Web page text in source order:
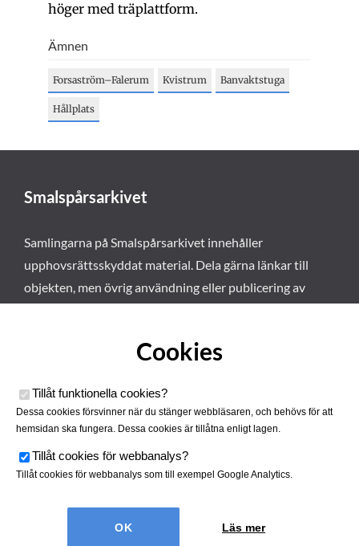
höger med träplattform.
Ämnen
Forsaström–Falerum Kvistrum Banvaktstuga
Hållplats
Smalspårsarkivet
Samlingarna på Smalspårsarkivet innehåller
upphovsrättsskyddat material. Dela gärna länkar till
objekten, men övrig användning eller publicering av
Smalspårsarkivet drivs av
Tjustbygdens Järnvägsförening
Cookies
Tillåt funktionella cookies?
Dessa cookies försvinner när du stänger webbläsaren, och behövs för att
hemsidan ska fungera. Dessa cookies är tillåtna enligt lagen.
Tillåt cookies för webbanalys?
Tillåt cookies för webbanalys som till exempel Google Analytics.
Läs mer